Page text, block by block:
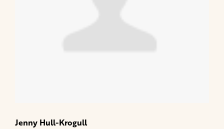
Jenny Hull-Krogull